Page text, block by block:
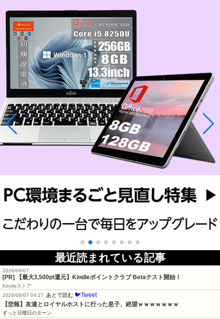
最近読まれている記事
2026/08/07
[PR] 【最大3,500pt還元】Kindleポイントクラブ Betaテスト開始！
Kindleストア
2026/08/07 04:27
あとで読む 🐦Tweet
【悲報】友達とロイヤルホストに行った息子、絶望ｗｗｗｗｗｗｗ
ずっと日曜日のターン